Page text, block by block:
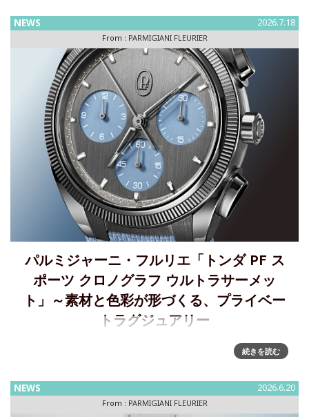
NEWS 2026.7.18
From : PARMIGIANI FLEURIER
パルミジャーニ・フルリエ「トンダ PF ス
ポーツ クロノグラフ ウルトラサーメッ
ト」～素材と色彩が形づくる、プライベー
トラグジュアリー
「トンダ PF スポーツ クロノグラフ ウルトラサーメット」～
構造の進化2026年、「トンダPF スポーツクロノグラフウル
刻むリズムとともに、この探求をさらに推し進めます。ここ
に
続きを読む
NEWS 2026.6.20
From : PARMIGIANI FLEURIER